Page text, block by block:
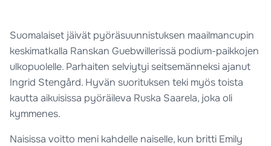
Suomalaiset jäivät pyöräsuunnistuksen maailmancupin
keskimatkalla Ranskan Guebwillerissä podium-paikkojen
ulkopuolelle. Parhaiten selviytyi seitsemänneksi ajanut
Ingrid Stengård. Hyvän suorituksen teki myös toista
kautta aikuisissa pyöräileva Ruska Saarela, joka oli
kymmenes.
Naisissa voitto meni kahdelle naiselle, kun britti Emily